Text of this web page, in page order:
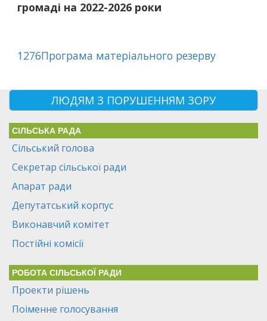
громаді на 2022-2026 роки
1276Програма матеріального резерву
ЛЮДЯМ З ПОРУШЕННЯМ ЗОРУ
СІЛЬСЬКА РАДА
Сільський голова
Секретар сільської ради
Апарат ради
Депутатський корпус
Виконавчий комітет
Постійні комісії
РОБОТА СІЛЬСЬКОЇ РАДИ
Проекти рішень
Поіменне голосування